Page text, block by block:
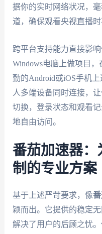
据你的实时网络状况，
道，确保观看央视直播时
跨平台支持能力直接影
Windows电脑上做项目
勤的Android或iOS手机
人多端设备同时连接，
切换，登录状态和观看
地自由访问。
番茄加速器：
制的专业方案
基于上述严苛要求，像
颖而出。它提供的稳定
解决了用户的后顾之忧